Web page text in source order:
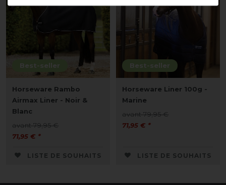
Best-seller
Horseware Rambo
Airmax Liner - Noir &
Blanc
avant 79,95 €
71,95 € *
LISTE DE SOUHAITS
Best-seller
Horseware Liner 100g -
Marine
avant 79,95 €
71,95 € *
LISTE DE SOUHAITS